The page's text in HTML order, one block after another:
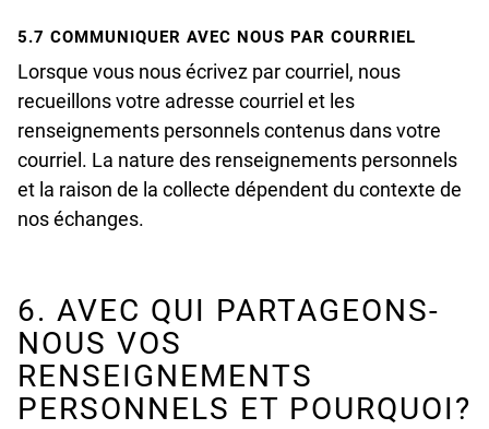
5.7 COMMUNIQUER AVEC NOUS PAR COURRIEL
Lorsque vous nous écrivez par courriel, nous
recueillons votre adresse courriel et les
renseignements personnels contenus dans votre
courriel. La nature des renseignements personnels
et la raison de la collecte dépendent du contexte de
nos échanges.
6. AVEC QUI PARTAGEONS-
NOUS VOS
RENSEIGNEMENTS
PERSONNELS ET POURQUOI?